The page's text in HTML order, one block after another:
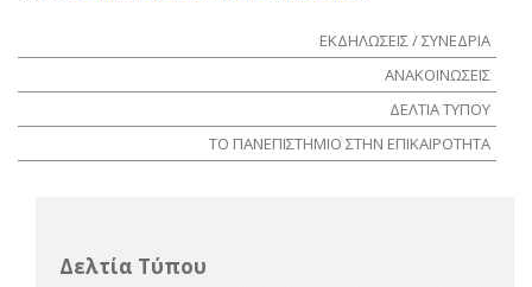
ΕΚΔΗΛΩΣΕΙΣ / ΣΥΝΕΔΡΙΑ
ΑΝΑΚΟΙΝΩΣΕΙΣ
ΔΕΛΤΙΑ ΤΥΠΟΥ
ΤΟ ΠΑΝΕΠΙΣΤΗΜΙΟ ΣΤΗΝ ΕΠΙΚΑΙΡΟΤΗΤΑ
Δελτία Τύπου